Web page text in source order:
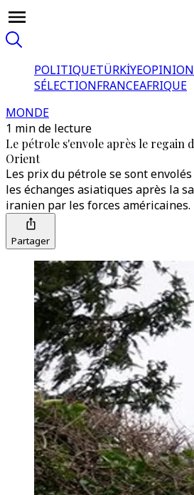
POLITIQUETÜRKİYE
SÉLECTIONFRANCEAFRIQUE
MONDE
1 min de lecture
Le pétrole s'envole après le regain
Orient
Les prix du pétrole se sont
les échanges asiatiques après la
iranien par les forces américaines.
Partager